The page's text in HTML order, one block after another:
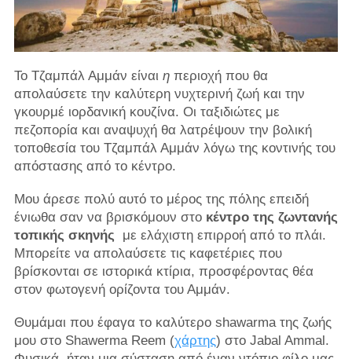
Το Τζαμπάλ Αμμάν είναι ηπεριοχή που θα
απολαύσετε την καλύτερη νυχτερινή ζωή και την
γκουρμέ ιορδανική κουζίνα. Οι ταξιδιώτες με
πεζοπορία και αναψυχή θα λατρέψουν την βολική
τοποθεσία του Τζαμπάλ Αμμάν λόγω της κοντινής του
απόστασης από το κέντρο.
Μου άρεσε πολύ αυτό το μέρος της πόλης επειδή
ένιωθα σαν να βρισκόμουν στο κέντρο της ζωντανής
τοπικής σκηνής με ελάχιστη επιρροή από το πλάι.
Μπορείτε να απολαύσετε τις καφετέριες που
βρίσκονται σε ιστορικά κτίρια, προσφέροντας θέα
στον φωτογενή ορίζοντα του Αμμάν.
Θυμάμαι που έφαγα το καλύτερο shawarma της ζωής
μου στο Shawerma Reem (χάρτης) στο Jabal Ammal.